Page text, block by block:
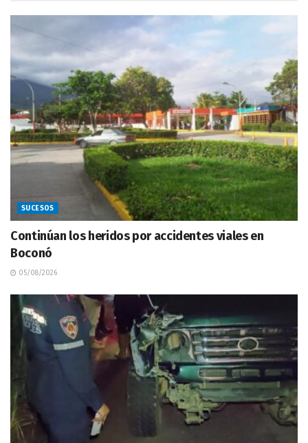
SUCESOS
Continúan los heridos por accidentes viales en
Boconó
05/08/2026